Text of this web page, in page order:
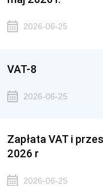
2026-06-25
VAT-8
2026-06-25
Zapłata VAT i
2026 r
2026-06-25